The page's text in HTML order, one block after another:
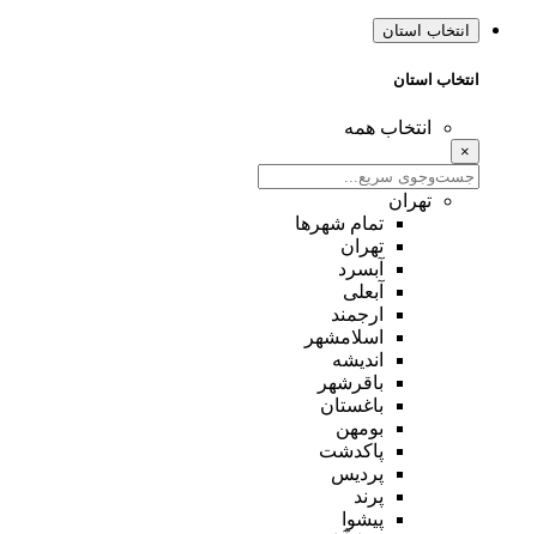
انتخاب استان
انتخاب استان
انتخاب همه
×
تهران
تمام شهر‌ها
تهران
آبسرد
آبعلی
ارجمند
اسلامشهر
اندیشه
باقرشهر
باغستان
بومهن
پاکدشت
پردیس
پرند
پیشوا